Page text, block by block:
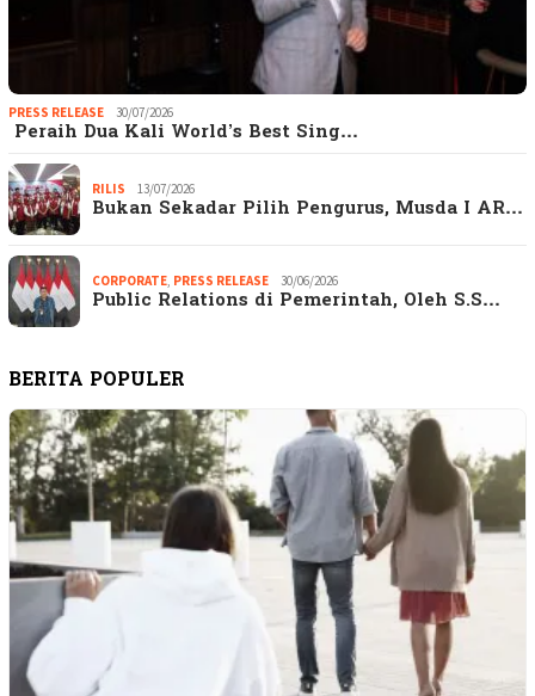
PRESS RELEASE 30/07/2026
Peraih Dua Kali World’s Best Sing…
RILIS 13/07/2026
Bukan Sekadar Pilih Pengurus, Musda I AR…
CORPORATE PRESS RELEASE 30/06/2026
Public Relations di Pemerintah, Oleh S.S…
BERITA POPULER